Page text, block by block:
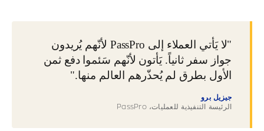
"لا يَأتي العملاء إلى PassPro لأنّهم يُريدون
جواز سفر ثانياً. يَأتون لأنّهم سَئموا دفع ثمن
الأول بطرق لم يُحذّرهم العالم منها."
جيزيل برو
الرئيسة التنفيذية للعمليات، PassPro